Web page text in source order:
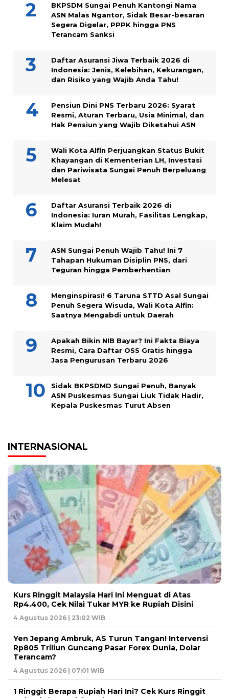
BKPSDM Sungai Penuh Kantongi Nama
ASN Malas Ngantor, Sidak Besar-besaran
Segera Digelar, PPPK hingga PNS
Terancam Sanksi
Daftar Asuransi Jiwa Terbaik 2026 di
Indonesia: Jenis, Kelebihan, Kekurangan,
dan Risiko yang Wajib Anda Tahu!
Pensiun Dini PNS Terbaru 2026: Syarat
Resmi, Aturan Terbaru, Usia Minimal, dan
Hak Pensiun yang Wajib Diketahui ASN
Wali Kota Alfin Perjuangkan Status Bukit
Khayangan di Kementerian LH, Investasi
dan Pariwisata Sungai Penuh Berpeluang
Melesat
Daftar Asuransi Terbaik 2026 di
Indonesia: Iuran Murah, Fasilitas Lengkap,
Klaim Mudah!
ASN Sungai Penuh Wajib Tahu! Ini 7
Tahapan Hukuman Disiplin PNS, dari
Teguran hingga Pemberhentian
Menginspirasi! 6 Taruna STTD Asal Sungai
Penuh Segera Wisuda, Wali Kota Alfin:
Saatnya Mengabdi untuk Daerah
Apakah Bikin NIB Bayar? Ini Fakta Biaya
Resmi, Cara Daftar OSS Gratis hingga
Jasa Pengurusan Terbaru 2026
Sidak BKPSDMD Sungai Penuh, Banyak
ASN Puskesmas Sungai Liuk Tidak Hadir,
Kepala Puskesmas Turut Absen
INTERNASIONAL
Kurs Ringgit Malaysia Hari Ini Menguat di Atas
Rp4.400, Cek Nilai Tukar MYR ke Rupiah Disini
4 Agustus 2026 | 23:02 WIB
Yen Jepang Ambruk, AS Turun Tangan! Intervensi
Rp805 Triliun Guncang Pasar Forex Dunia, Dolar
Terancam?
4 Agustus 2026 | 07:01 WIB
1 Ringgit Berapa Rupiah Hari Ini? Cek Kurs Ringgit